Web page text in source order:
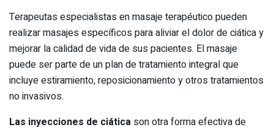
Terapeutas especialistas en masaje terapéutico pueden
realizar masajes específicos para aliviar el dolor de ciática y
mejorar la calidad de vida de sus pacientes. El masaje
puede ser parte de un plan de tratamiento integral que
incluye estiramiento, reposicionamiento y otros tratamientos
no invasivos.
Las inyecciones de ciática son otra forma efectiva de